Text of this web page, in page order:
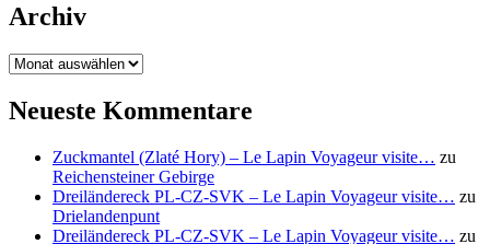
Archiv
Archiv
Neueste Kommentare
Zuckmantel (Zlaté Hory) – Le Lapin Voyageur visite… zu
Reichensteiner Gebirge
Dreiländereck PL-CZ-SVK – Le Lapin Voyageur visite… zu
Drielandenpunt
Dreiländereck PL-CZ-SVK – Le Lapin Voyageur visite… zu